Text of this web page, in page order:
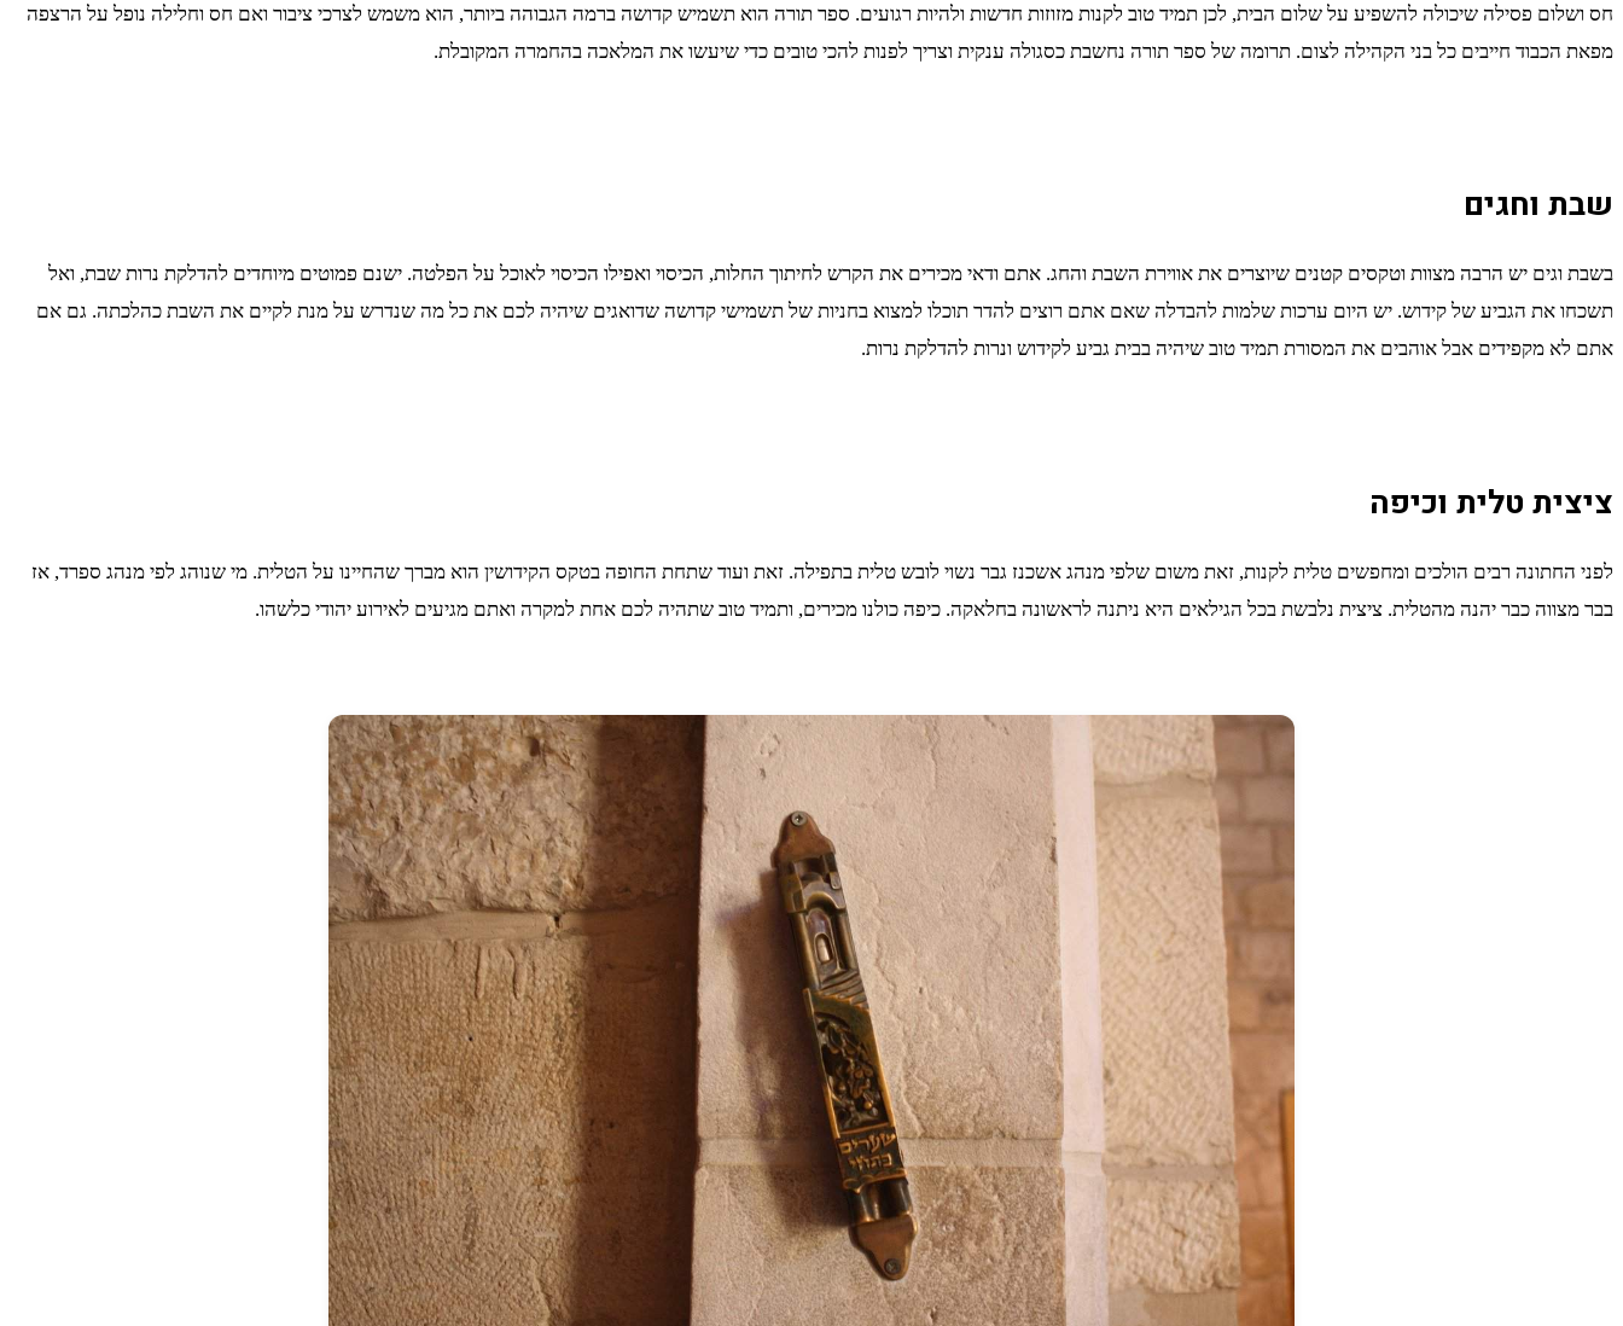
חס ושלום פסילה שיכולה להשפיע על שלום הבית, לכן תמיד טוב לקנות מזוזות חדשות ולהיות רגועים. ספר תורה הוא תשמיש קדושה ברמה הגבוהה ביותר, הוא משמש לצרכי ציבור ואם חס וחלילה נופל על הרצפה
מפאת הכבוד חייבים כל בני הקהילה לצום. תרומה של ספר תורה נחשבת כסגולה ענקית וצריך לפנות להכי טובים כדי שיעשו את המלאכה בהחמרה המקובלת.
שבת וחגים
בשבת וגים יש הרבה מצוות וטקסים קטנים שיוצרים את אווירת השבת והחג. אתם ודאי מכירים את הקרש לחיתוך החלות, הכיסוי ואפילו הכיסוי לאוכל על הפלטה. ישנם פמוטים מיוחדים להדלקת נרות שבת, ואל
תשכחו את הגביע של קידוש. יש היום ערכות שלמות להבדלה שאם אתם רוצים להדר תוכלו למצוא בחניות של תשמישי קדושה שדואגים שיהיה לכם את כל מה שנדרש על מנת לקיים את השבת כהלכתה. גם אם
אתם לא מקפידים אבל אוהבים את המסורת תמיד טוב שיהיה בבית גביע לקידוש ונרות להדלקת נרות.
ציצית טלית וכיפה
לפני החתונה רבים הולכים ומחפשים טלית לקנות, זאת משום שלפי מנהג אשכנז גבר נשוי לובש טלית בתפילה. זאת ועוד שתחת החופה בטקס הקידושין הוא מברך שהחיינו על הטלית. מי שנוהג לפי מנהג ספרד, אז
בבר מצווה כבר יהנה מהטלית. ציצית נלבשת בכל הגילאים היא ניתנה לראשונה בחלאקה. כיפה כולנו מכירים, ותמיד טוב שתהיה לכם אחת למקרה ואתם מגיעים לאירוע יהודי כלשהו.